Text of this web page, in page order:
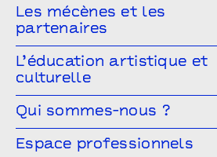
Visitez les théâtres
Le Mélangeur
Le Service garderie
Les mécènes et les
partenaires
Devenir mécène
Cultivons nos points communs
Les partenaires
L’éducation artistique et
culturelle
L’éducation artistique et culturelle
à Points communs
Vous êtes enseignant·e ?
Qui sommes-nous ?
L’équipe
Espace professionnels